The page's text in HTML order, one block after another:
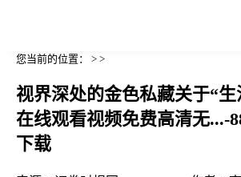
您当前的位置： > >
视界深处的金色私藏关于“
在线观看视频免费高清无...-
下载